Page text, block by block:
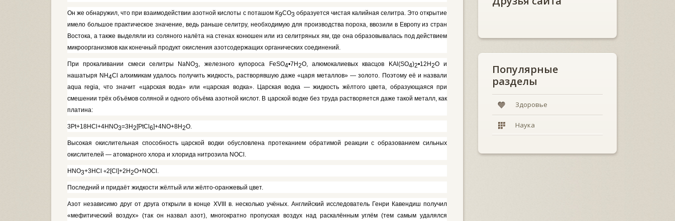
Он же обнаружил, что при взаимо­действии азотной кислоты с поташом К9СО3 образуется чистая калийная се­литра. Это открытие
имело большое практическое значение, ведь раньше селитру, необходимую для производ­ства пороха, ввозили в Европу из стран
Востока, а также выделяли из соляного налёта на стенах конюшен или из селитряных ям, где она обра­зовывалась под действием
микро­организмов как конечный продукт окисления азотсодержащих органи­ческих соединений.
При прокаливании смеси се­литры NaNO3 железного купороса FeSO4•7Н2О, алюмокалиевых квасцов KAl(SO4)2•12Н2О и
нашатыря NH4Clалхимикам удалось получить жид­кость, растворявшую даже «царя ме­таллов» — золото. Поэтому её и на­звали
aqua regia, что значит «царская вода» или «царская водка». Царская водка — жидкость жёлтого цвета, образующаяся при
смешении трёх объёмов соляной и одного объёма азотной кислот. В царской водке без труда растворяется даже такой ме­талл, как
платина:
3Pt+18HCl+4HNO3=3H2[PtCl6]+4NO+8H2O.
Высокая окислительная способ­ность царской водки обусловлена протеканием обратимой реакции с образованием сильных
окислите­лей — атомарного хлора и хлорида нитрозила NOCl.
HNO3+3HCl «2[Cl]+2Н2О+NOCl.
Последний и придаёт жидкости жёл­тый или жёлто-оранжевый цвет.
Азот независимо друг от друга от­крыли в конце XVIII в. несколько учёных. Английский исследователь Генри Кавендиш получил
«мефитический воздух» (так он назвал азот), многократно пропуская воздух над раскалённым углём (тем самым уда­лялся
Популярные
разделы
Здоровье
Наука